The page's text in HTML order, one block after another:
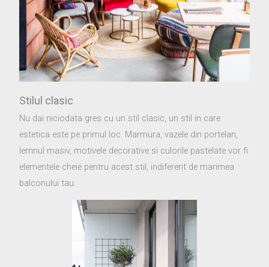
Stilul clasic
Nu dai niciodata gres cu un stil clasic, un stil in care
estetica este pe primul loc. Marmura, vazele din portelan,
lemnul masiv, motivele decorative si culorile pastelate vor fi
elementele cheie pentru acest stil, indiferent de marimea
balconului tau.